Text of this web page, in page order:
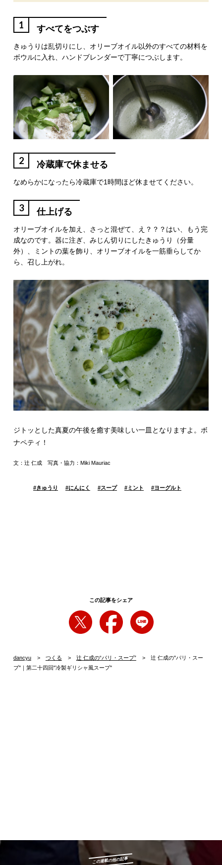
1 すべてをつぶす
きゅうりは乱切りにし、オリーブオイル以外のすべての材料を
ボウルに入れ、ハンドブレンダーで丁寧につぶします。
2 冷蔵庫で休ませる
なめらかになったら冷蔵庫で1時間ほど休ませてください。
3 仕上げる
オリーブオイルを加え、さっと混ぜて、え？？？はい、もう完
成なのです。器に注ぎ、みじん切りにしたきゅうり（分量
外）、ミントの葉を飾り、オリーブオイルを一筋垂らしてか
ら、召し上がれ。
ジトッとした真夏の午後を癒す美味しい一皿となりますよ。ボ
ナペティ！
文：辻 仁成 写真・協力：Miki Mauriac
#きゅうり #にんにく #スープ #ミント #ヨーグルト
この記事をシェア
dancyu つくる 辻 仁成の“パリ・スープ”
辻 仁成の"パリ・スー
プ"｜第二十四回"冷製ギリシャ風スープ"
この連載の他の記事